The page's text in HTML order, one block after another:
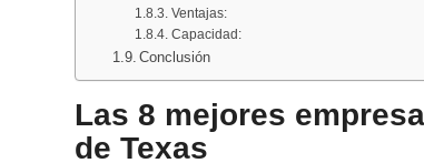
Ventajas:
Capacidad:
Conclusión
Las 8 mejores
de Texas